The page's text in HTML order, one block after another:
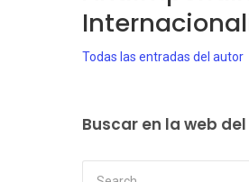
Todas las entradas del autor
Buscar en la web del